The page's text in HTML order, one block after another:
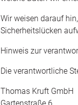
Wir weisen darauf
Sicherheitslücken
Hinweis zur
Die verantwortliche
Thomas Kruft GmbH